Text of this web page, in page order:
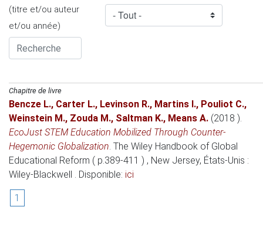
(titre et/ou auteur
et/ou année)
Chapitre de livre
Bencze L., Carter L., Levinson R., Martins I., Pouliot C.,
Weinstein M., Zouda M., Saltman K., Means A. (2018 ).
EcoJust STEM Education Mobilized Through Counter‐
Hegemonic Globalization. The Wiley Handbook of Global
Educational Reform ( p.389-411 ) , New Jersey, États-Unis :
Wiley-Blackwell . Disponible: ici
1